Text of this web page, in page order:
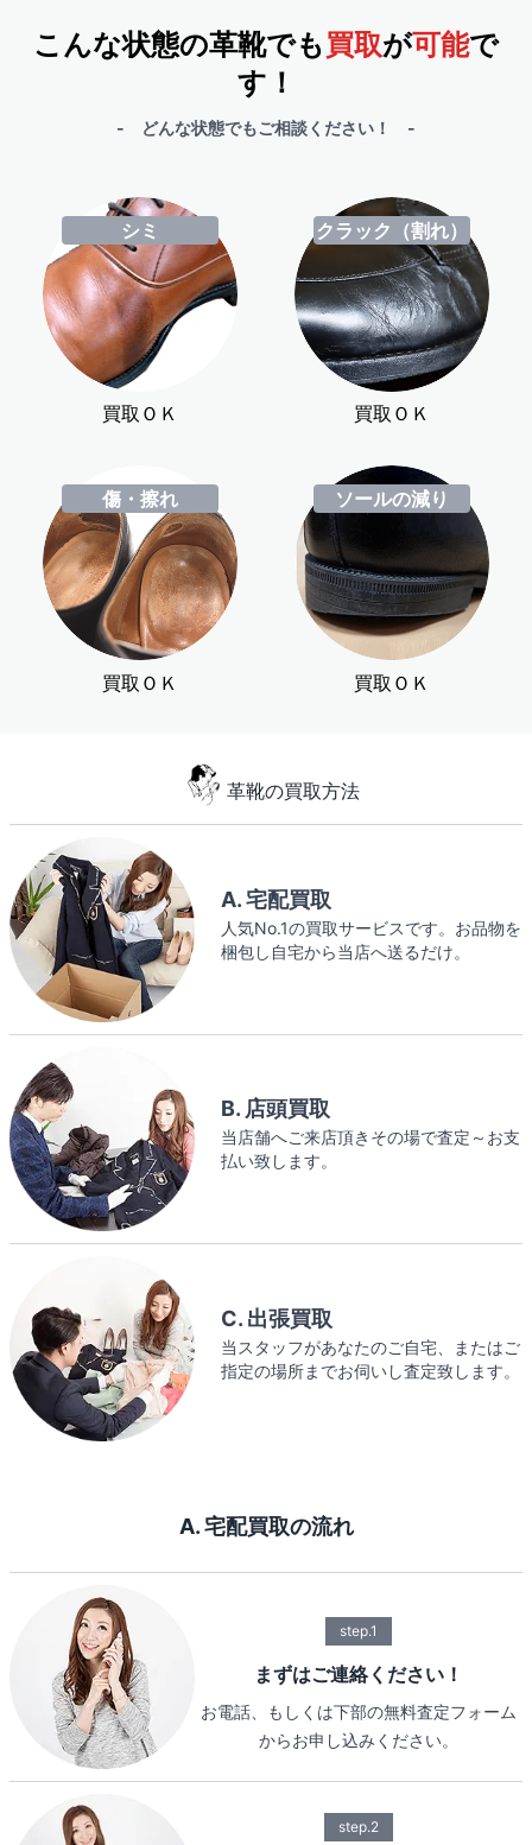
こんな状態の革靴でも買取が可能で
す！
- どんな状態でもご相談ください！ -
シミ
買取ＯＫ
クラック（割れ）
買取ＯＫ
傷・擦れ
買取ＯＫ
ソールの減り
買取ＯＫ
革靴の買取方法
A. 宅配買取
人気No.1の買取サービスです。お品物を
梱包し自宅から当店へ送るだけ。
B. 店頭買取
当店舗へご来店頂きその場で査定～お支
払い致します。
C. 出張買取
当スタッフがあなたのご自宅、またはご
指定の場所までお伺いし査定致します。
A. 宅配買取の流れ
step.1
まずはご連絡ください！
お電話、もしくは下部の無料査定フォーム
からお申し込みください。
step.2